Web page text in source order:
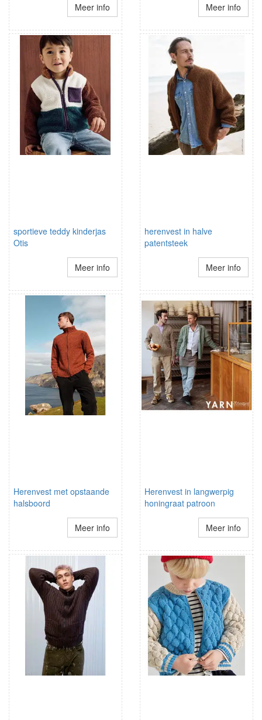
Meer info Meer info
sportieve teddy kinderjas
Otis
Meer info
herenvest in halve
patentsteek
Meer info
Herenvest met opstaande
halsboord
Meer info
Herenvest in langwerpig
honingraat patroon
Meer info